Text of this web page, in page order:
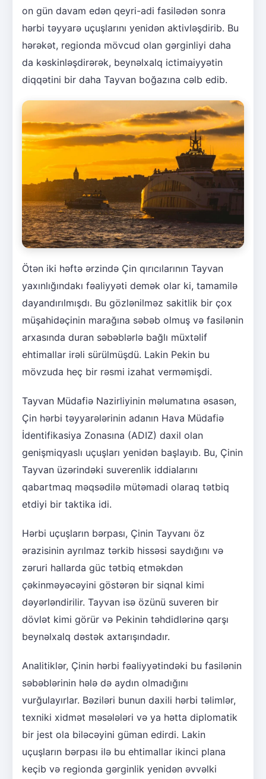
on gün davam edən qeyri-adi fasilədən sonra
hərbi təyyarə uçuşlarını yenidən aktivləşdirib. Bu
hərəkət, regionda mövcud olan gərginliyi daha
da kəskinləşdirərək, beynəlxalq ictimaiyyətin
diqqətini bir daha Tayvan boğazına cəlb edib.
Ötən iki həftə ərzində Çin qırıcılarının Tayvan
yaxınlığındakı fəaliyyəti demək olar ki, tamamilə
dayandırılmışdı. Bu gözlənilməz sakitlik bir çox
müşahidəçinin marağına səbəb olmuş və fasilənin
arxasında duran səbəblərlə bağlı müxtəlif
ehtimallar irəli sürülmüşdü. Lakin Pekin bu
mövzuda heç bir rəsmi izahat verməmişdi.
Tayvan Müdafiə Nazirliyinin məlumatına əsasən,
Çin hərbi təyyarələrinin adanın Hava Müdafiə
İdentifikasiya Zonasına (ADIZ) daxil olan
genişmiqyaslı uçuşları yenidən başlayıb. Bu, Çinin
Tayvan üzərindəki suverenlik iddialarını
qabartmaq məqsədilə mütəmadi olaraq tətbiq
etdiyi bir taktika idi.
Hərbi uçuşların bərpası, Çinin Tayvanı öz
ərazisinin ayrılmaz tərkib hissəsi saydığını və
zəruri hallarda güc tətbiq etməkdən
çəkinməyəcəyini göstərən bir siqnal kimi
dəyərləndirilir. Tayvan isə özünü suveren bir
dövlət kimi görür və Pekinin təhdidlərinə qarşı
beynəlxalq dəstək axtarışındadır.
Analitiklər, Çinin hərbi fəaliyyətindəki bu fasilənin
səbəblərinin hələ də aydın olmadığını
vurğulayırlar. Bəziləri bunun daxili hərbi təlimlər,
texniki xidmət məsələləri və ya hətta diplomatik
bir jest ola biləcəyini güman edirdi. Lakin
uçuşların bərpası ilə bu ehtimallar ikinci plana
keçib və regionda gərginlik yenidən əvvəlki